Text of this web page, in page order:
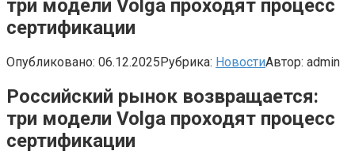
три модели Volga проходят процесс
сертификации
Опубликовано: 06.12.2025Рубрика: НовостиАвтор: admin
Российский рынок возвращается:
три модели Volga проходят процесс
сертификации